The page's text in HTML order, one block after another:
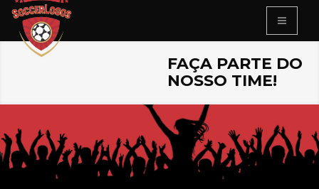
FAÇA PARTE DO
NOSSO TIME!